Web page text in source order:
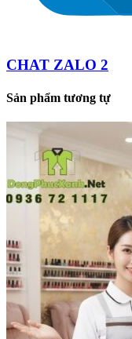
CHAT ZALO 2
Sản phẩm tương tự